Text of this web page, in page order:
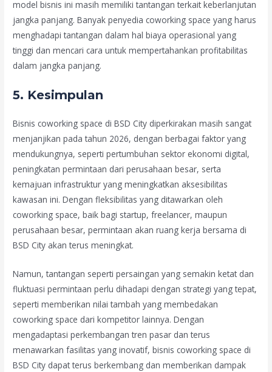
model bisnis ini masih memiliki tantangan terkait keberlanjutan
jangka panjang. Banyak penyedia coworking space yang harus
menghadapi tantangan dalam hal biaya operasional yang
tinggi dan mencari cara untuk mempertahankan profitabilitas
dalam jangka panjang.
5. Kesimpulan
Bisnis coworking space di BSD City diperkirakan masih sangat
menjanjikan pada tahun 2026, dengan berbagai faktor yang
mendukungnya, seperti pertumbuhan sektor ekonomi digital,
peningkatan permintaan dari perusahaan besar, serta
kemajuan infrastruktur yang meningkatkan aksesibilitas
kawasan ini. Dengan fleksibilitas yang ditawarkan oleh
coworking space, baik bagi startup, freelancer, maupun
perusahaan besar, permintaan akan ruang kerja bersama di
BSD City akan terus meningkat.
Namun, tantangan seperti persaingan yang semakin ketat dan
fluktuasi permintaan perlu dihadapi dengan strategi yang tepat,
seperti memberikan nilai tambah yang membedakan
coworking space dari kompetitor lainnya. Dengan
mengadaptasi perkembangan tren pasar dan terus
menawarkan fasilitas yang inovatif, bisnis coworking space di
BSD City dapat terus berkembang dan memberikan dampak